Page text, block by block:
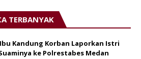
TERBANYAK
Kandung Korban Laporkan Istri
ke Polrestabes Medan